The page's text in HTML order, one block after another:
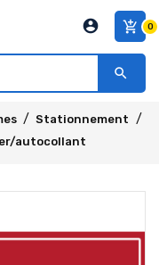
add_shopping_cart 0
account_circle
search
Stationnement
autocollant